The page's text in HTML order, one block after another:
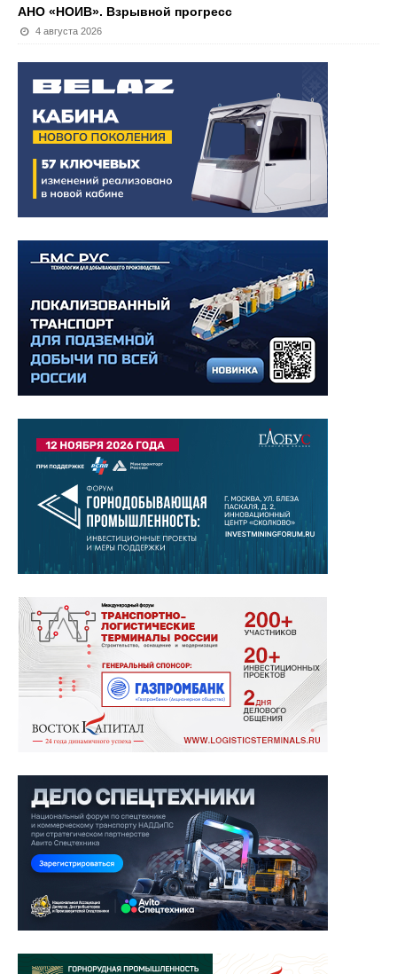
АНО «НОИВ». Взрывной прогресс
4 августа 2026